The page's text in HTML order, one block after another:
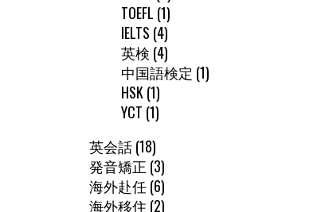
TOEFL (1)
IELTS (4)
英検 (4)
中国語検定 (1)
HSK (1)
YCT (1)
英会話(18)
発音矯正 (3)
海外赴任(6)
海外移住 (2)